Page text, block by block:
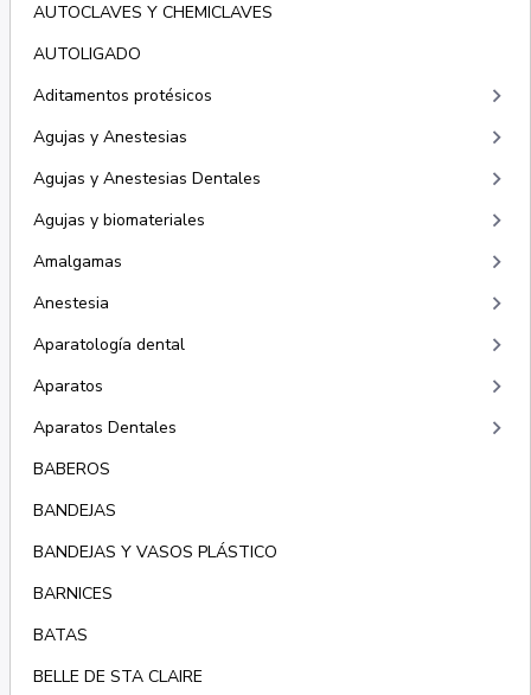
AUTOCLAVES Y CHEMICLAVES
AUTOLIGADO
Aditamentos protésicos
keyboard_arrow_right
Agujas y Anestesias keyboard_arrow_right
Agujas y Anestesias Dentales keyboard_arrow_right
Agujas y biomateriales keyboard_arrow_right
Amalgamas keyboard_arrow_right
Anestesia keyboard_arrow_right
Aparatología dental keyboard_arrow_right
Aparatos keyboard_arrow_right
Aparatos Dentales keyboard_arrow_right
BABEROS
BANDEJAS
BANDEJAS Y VASOS PLÁSTICO
BARNICES
BATAS
BELLE DE STA CLAIRE